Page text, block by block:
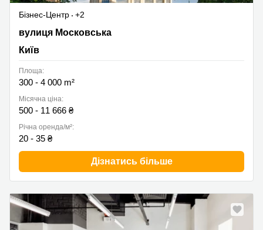
Бізнес-Центр
+2
вулиця Московська 32, Київ
вулиця Московська
Київ
Площа:
300 - 4 000 m²
Місячна ціна:
500 - 11 666 ₴
Річна оренда/м²:
20 - 35 ₴
Дізнатись більше